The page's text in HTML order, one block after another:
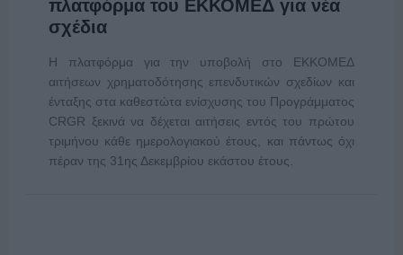
πλατφόρμα του ΕΚΚΟΜΕΔ για νέα
σχέδια
Η πλατφόρμα για την υποβολή στο ΕΚΚΟΜΕΔ
αιτήσεων χρηματοδότησης επενδυτικών σχεδίων και
ένταξης στα καθεστώτα ενίσχυσης του Προγράμματος
CRGR ξεκινά να δέχεται αιτήσεις εντός του πρώτου
τριμήνου κάθε ημερολογιακού έτους, και πάντως όχι
πέραν της 31ης Δεκεμβρίου εκάστου έτους.